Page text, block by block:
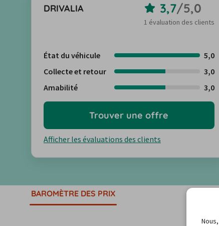
DRIVALIA 3,7/5,0
1 évaluation des clients
État du véhicule
5,0
Collecte et retour
3,0
Amabilité
3,0
Afficher les évaluations des clients
Trouver une offre
BAROMÈTRE DES PRIX